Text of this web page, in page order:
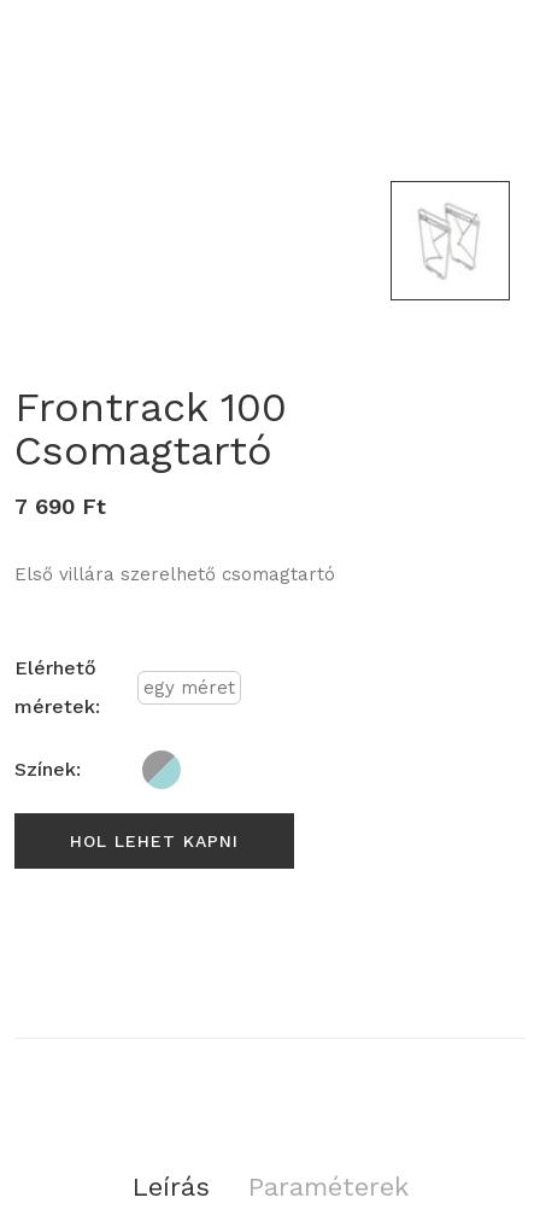
Frontrack 100
Csomagtartó
7 690 Ft
Első villára szerelhető csomagtartó
Elérhető
méretek:
egy méret
Színek:
HOL LEHET KAPNI
Leírás
Paraméterek